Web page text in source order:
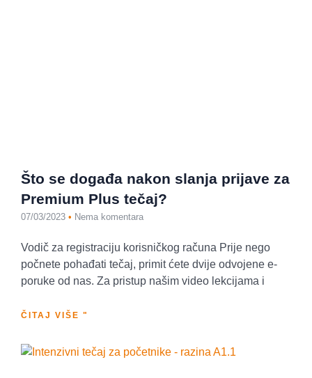
Što se događa nakon slanja prijave za
Premium Plus tečaj?
07/03/2023 Nema komentara
Vodič za registraciju korisničkog računa Prije nego
počnete pohađati tečaj, primit ćete dvije odvojene e-
poruke od nas. Za pristup našim video lekcijama i
ČITAJ VIŠE "